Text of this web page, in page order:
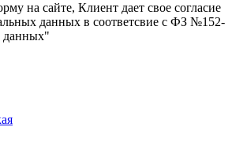
на сайте, Клиент дает свое согласие
данных в соответсвие с ФЗ №152-
данных"